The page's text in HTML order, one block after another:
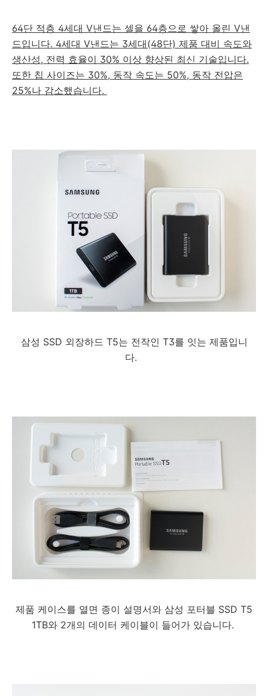
64단 적층 4세대 V낸드는 셀을 64층으로 쌓아 올린 V낸
드입니다. 4세대 V낸드는 3세대(48단) 제품 대비 속도와
생산성, 전력 효율이 30% 이상 향상된 최신 기술입니다.
또한 칩 사이즈는 30%, 동작 속도는 50%, 동작 전압은
25%나 감소했습니다.
삼성 SSD 외장하드 T5는 전작인 T3를 잇는 제품입니
다.
제품 케이스를 열면 종이 설명서와 삼성 포터블 SSD T5
1TB와 2개의 데이터 케이블이 들어가 있습니다.